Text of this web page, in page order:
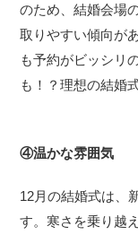
のため、結婚会場
取りやすい傾向が
も予約がビッシリ
も！？理想の結婚
④温かな雰囲気
12月の結婚式は、
す。寒さを乗り越